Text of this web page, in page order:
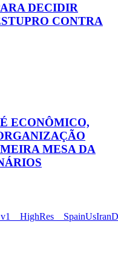
DECIDIR
CONTRA
ECONÔMICO,
MESA DA